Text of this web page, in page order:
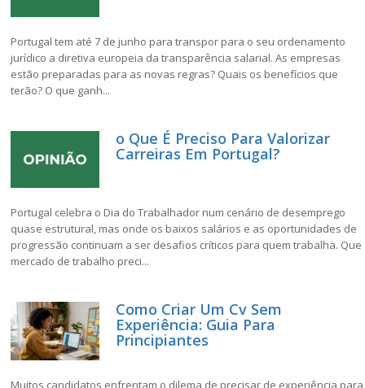
Portugal tem até 7 de junho para transpor para o seu ordenamento
jurídico a diretiva europeia da transparência salarial. As empresas
estão preparadas para as novas regras? Quais os benefícios que
terão? O que ganh...
o Que É Preciso Para Valorizar
Carreiras Em Portugal?
Portugal celebra o Dia do Trabalhador num cenário de desemprego
quase estrutural, mas onde os baixos salários e as oportunidades de
progressão continuam a ser desafios críticos para quem trabalha. Que
mercado de trabalho preci...
Como Criar Um Cv Sem
Experiência: Guia Para
Principiantes
Muitos candidatos enfrentam o dilema de precisar de experiência para